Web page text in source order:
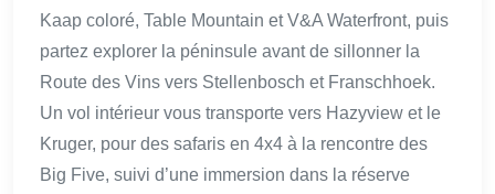
Kaap coloré, Table Mountain et V&A Waterfront, puis
partez explorer la péninsule avant de sillonner la
Route des Vins vers Stellenbosch et Franschhoek.
Un vol intérieur vous transporte vers Hazyview et le
Kruger, pour des safaris en 4x4 à la rencontre des
Big Five, suivi d’une immersion dans la réserve